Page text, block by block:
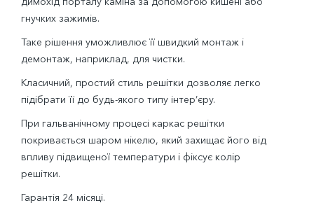
гнучких зажимів.
Таке рішення уможливлює її швидкий монтаж і
демонтаж, наприклад, для чистки.
Класичний, простий стиль решітки дозволяє легко
підібрати її до будь-якого типу інтер’єру.
При гальванічному процесі каркас решітки
покривається шаром нікелю, який захищає його від
впливу підвищеної температури і фіксує колір
решітки.
Гарантія 24 місяці.